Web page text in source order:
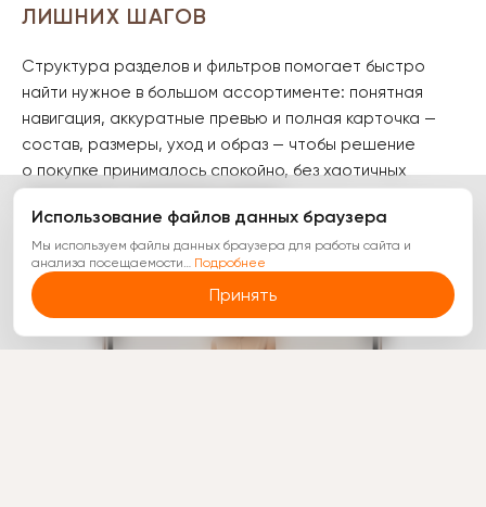
ЛИШНИХ ШАГОВ
Структура разделов и фильтров помогает быстро
найти нужное в большом ассортименте: понятная
навигация, аккуратные превью и полная карточка —
состав, размеры, уход и образ — чтобы решение
о покупке принималось спокойно, без хаотичных
Использование файлов данных браузера
Мы используем файлы данных браузера для работы сайта и
анализа посещаемости… Подробнее
Принять